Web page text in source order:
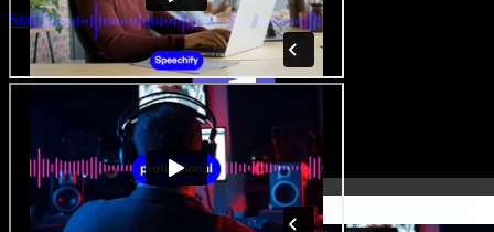
Start Studio